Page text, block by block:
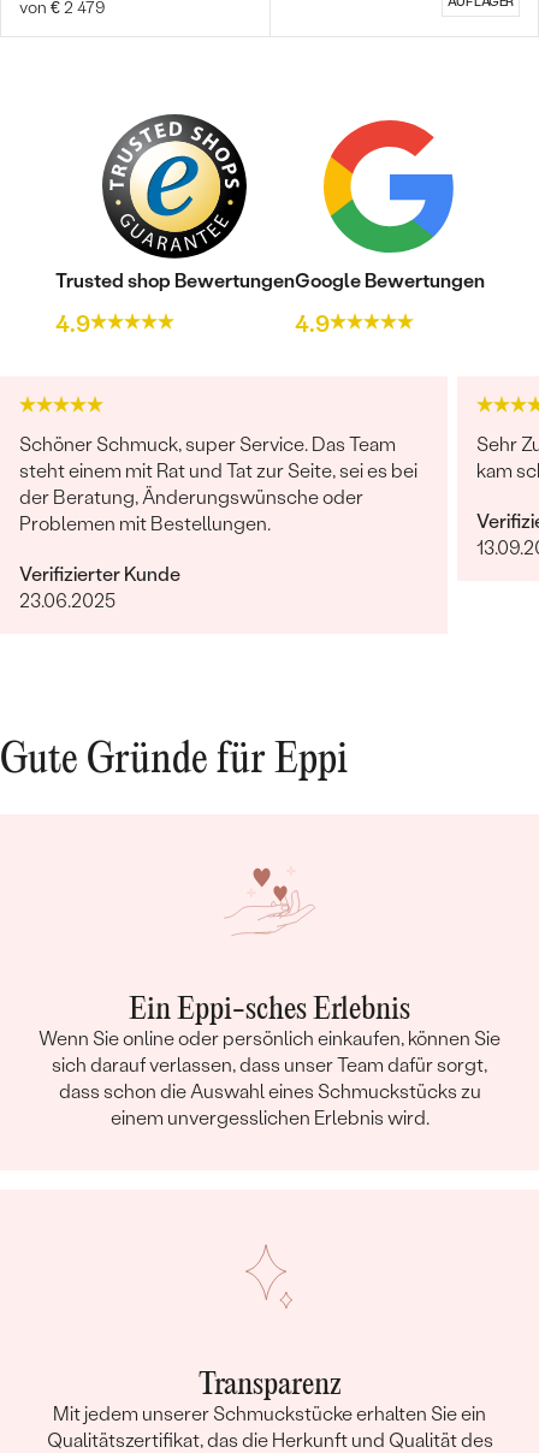
von € 2 479
Trusted shop Bewertungen
4.9
Google Bewertungen
4.9
Schöner Schmuck, super Service. Das Team
steht einem mit Rat und Tat zur Seite, sei es bei
der Beratung, Änderungswünsche oder
Problemen mit Bestellungen.
Verifizierter Kunde
23.06.2025
Sehr
kam
Gute Gründe für Eppi
Ein Eppi-sches Erlebnis
Wenn Sie online oder persönlich einkaufen, können Sie
sich darauf verlassen, dass unser Team dafür sorgt,
dass schon die Auswahl eines Schmuckstücks zu
einem unvergesslichen Erlebnis wird.
Transparenz
Mit jedem unserer Schmuckstücke erhalten Sie ein
Qualitätszertifikat, das die Herkunft und Qualität des